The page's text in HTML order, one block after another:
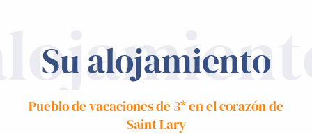
Su alojamiento
Pueblo de vacaciones de 3* en el corazón de
Saint Lary